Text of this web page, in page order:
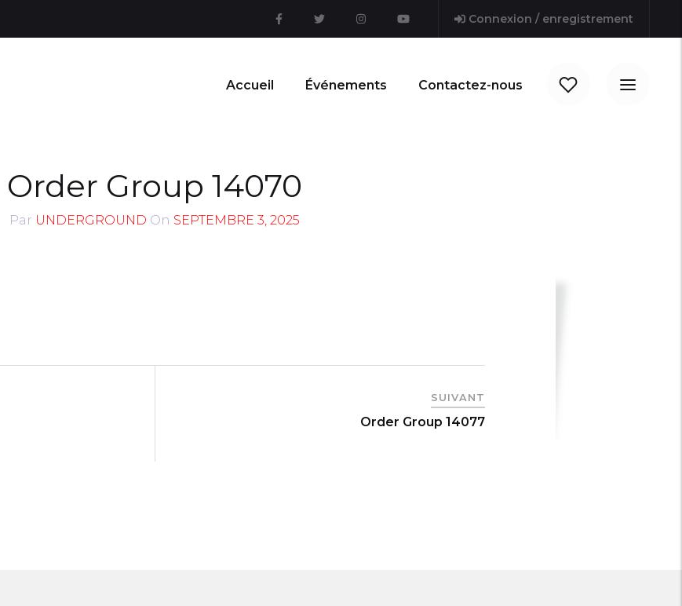
Connexion / enregistrement
Accueil Événements Contactez-nous
Order Group 14070
Par UNDERGROUND On SEPTEMBRE 3, 2025
SUIVANT
Order Group 14077